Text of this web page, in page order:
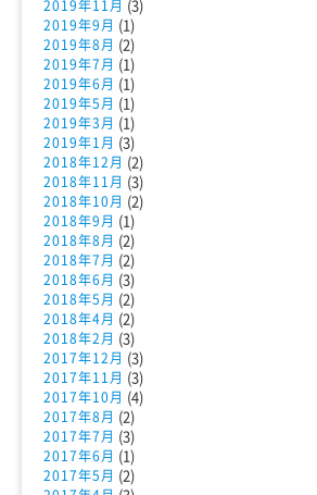
2019年11月 (3)
2019年9月 (1)
2019年8月 (2)
2019年7月 (1)
2019年6月 (1)
2019年5月 (1)
2019年3月 (1)
2019年1月 (3)
2018年12月 (2)
2018年11月 (3)
2018年10月 (2)
2018年9月 (1)
2018年8月 (2)
2018年7月 (2)
2018年6月 (3)
2018年5月 (2)
2018年4月 (2)
2018年2月 (3)
2017年12月 (3)
2017年11月 (3)
2017年10月 (4)
2017年8月 (2)
2017年7月 (3)
2017年6月 (1)
2017年5月 (2)